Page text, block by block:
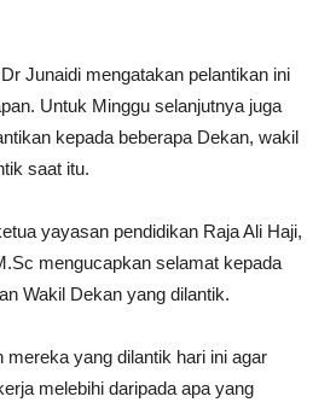
Junaidi mengatakan pelantikan ini
Untuk Minggu selanjutnya juga
kepada beberapa Dekan, wakil
saat itu.
yayasan pendidikan Raja Ali Haji,
mengucapkan selamat kepada
Wakil Dekan yang dilantik.
mereka yang dilantik hari ini agar
melebihi daripada apa yang